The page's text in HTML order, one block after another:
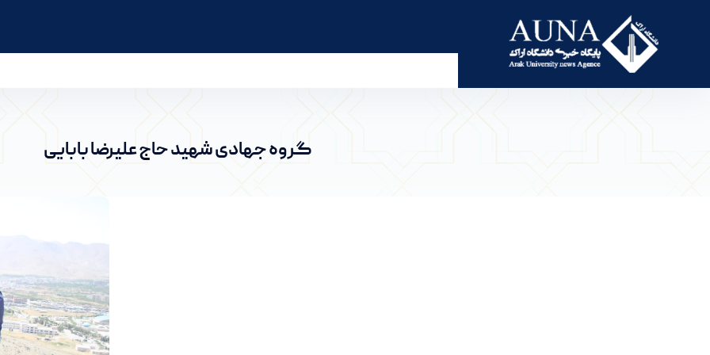
گروه جهادی شهید حاج علیرضا بابایی - پرتال خبری دانشگاه اراک
گروه جهادی شهید حاج علیرضا بابایی